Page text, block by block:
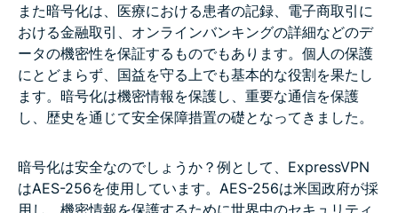
また暗号化は、医療における患者の記録、電子商取引に
おける金融取引、オンラインバンキングの詳細などのデ
ータの機密性を保証するものでもあります。個人の保護
にとどまらず、国益を守る上でも基本的な役割を果たし
ます。暗号化は機密情報を保護し、重要な通信を保護
し、歴史を通じて安全保障措置の礎となってきました。
暗号化は安全なのでしょうか？例として、ExpressVPN
はAES-256を使用しています。AES-256は米国政府が採
用し、機密情報を保護するために世界中のセキュリティ